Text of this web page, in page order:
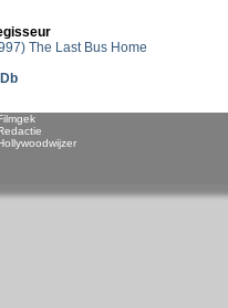
The Last Bus Home